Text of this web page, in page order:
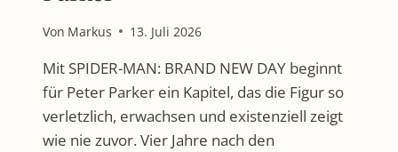
Von Markus 13. Juli 2026
Mit SPIDER-MAN: BRAND NEW DAY beginnt
für Peter Parker ein Kapitel, das die Figur so
verletzlich, erwachsen und existenziell zeigt
wie nie zuvor. Vier Jahre nach den